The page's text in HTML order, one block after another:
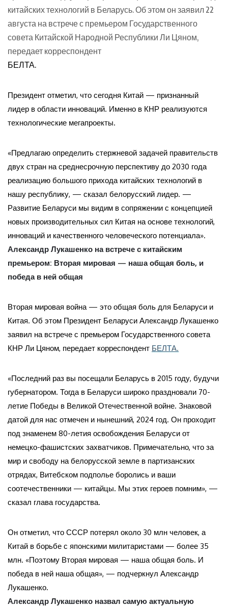
китайских технологий в Беларусь. Об этом он заявил 22
августа на встрече с премьером Государственного
совета Китайской Народной Республики Ли Цяном,
передает корреспондент
БЕЛТА.
Президент отметил, что сегодня Китай — признанный
лидер в области инноваций. Именно в КНР реализуются
технологические мегапроекты.
«Предлагаю определить стержневой задачей правительств
двух стран на среднесрочную перспективу до 2030 года
реализацию большого прихода китайских технологий в
нашу республику, — сказал белорусский лидер. —
Развитие Беларуси мы видим в сопряжении с концепцией
новых производительных сил Китая на основе технологий,
инноваций и качественного человеческого потенциала».
Александр Лукашенко на встрече с китайским
премьером: Вторая мировая — наша общая боль, и
победа в ней общая
Вторая мировая война — это общая боль для Беларуси и
Китая. Об этом Президент Беларуси Александр Лукашенко
заявил на встрече с премьером Государственного совета
КНР Ли Цяном, передает корреспондент БЕЛТА.
«Последний раз вы посещали Беларусь в 2015 году, будучи
губернатором. Тогда в Беларуси широко праздновали 70-
летие Победы в Великой Отечественной войне. Знаковой
датой для нас отмечен и нынешний, 2024 год. Он проходит
под знаменем 80-летия освобождения Беларуси от
немецко-фашистских захватчиков. Примечательно, что за
мир и свободу на белорусской земле в партизанских
отрядах, Витебском подполье боролись и ваши
соотечественники — китайцы. Мы этих героев помним», —
сказал глава государства.
Он отметил, что СССР потерял около 30 млн человек, а
Китай в борьбе с японскими милитаристами — более 35
млн. «Поэтому Вторая мировая — наша общая боль. И
победа в ней наша общая», — подчеркнул Александр
Лукашенко.
Александр Лукашенко назвал самую актуальную